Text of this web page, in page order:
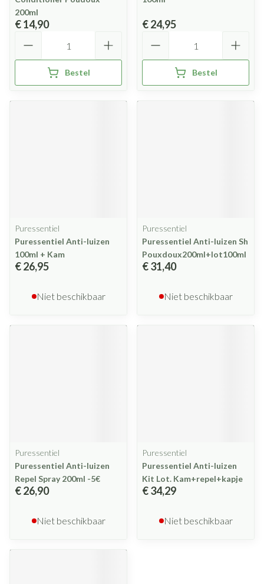
200ml
€ 14,90
Bestel
€ 24,95
Bestel
Puressentiel
Puressentiel Anti-luizen
100ml + Kam
€ 26,95
Niet beschikbaar
Puressentiel
Puressentiel Anti-luizen Sh
Pouxdoux200ml+lot100ml
€ 31,40
Niet beschikbaar
Puressentiel
Puressentiel Anti-luizen
Repel Spray 200ml -5€
€ 26,90
Niet beschikbaar
Puressentiel
Puressentiel Anti-luizen
Kit Lot. Kam+repel+kapje
€ 34,29
Niet beschikbaar